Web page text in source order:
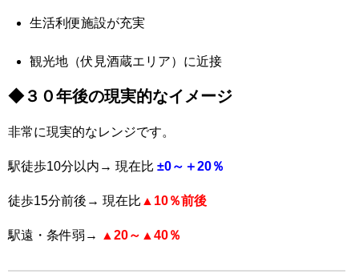
生活利便施設が充実
観光地（伏見酒蔵エリア）に近接
◆３０年後の現実的なイメージ
非常に現実的なレンジです。
駅徒歩10分以内→ 現在比 ±0～＋20％
徒歩15分前後→ 現在比 ▲10％前後
駅遠・条件弱→ ▲20～▲40％